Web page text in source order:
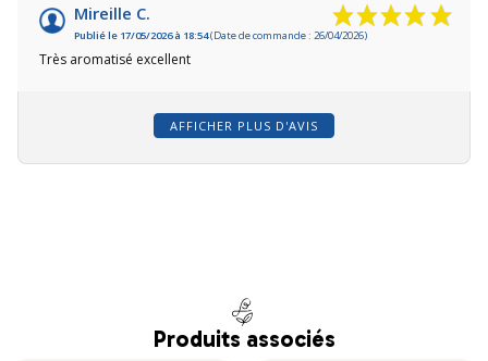
Mireille C.
Publié le 17/05/2026 à 18:54(Date de commande : 26/04/2026)
Très aromatisé excellent
AFFICHER PLUS D'AVIS
Produits associés